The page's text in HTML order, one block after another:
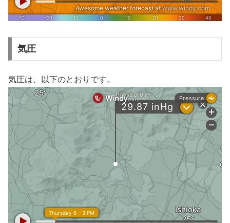
気圧
気圧は、以下のとおりです。